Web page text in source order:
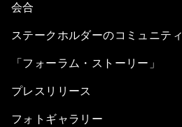
会合
ステークホルダーのコミュニティ
「フォーラム・ストーリー」
プレスリリース
フォトギャラリー